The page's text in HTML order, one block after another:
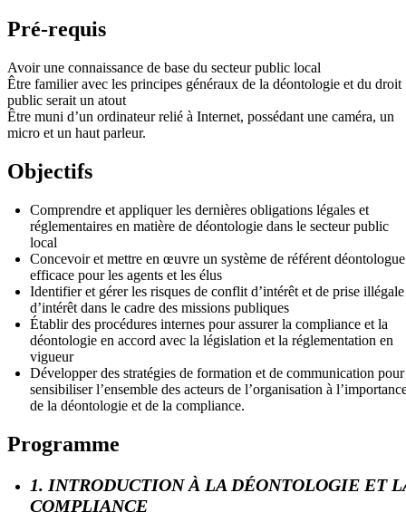
Pré-requis
Avoir une connaissance de base du secteur public local
Être familier avec les principes généraux de la déontologie et du droit
public serait un atout
Être muni d’un ordinateur relié à Internet, possédant une caméra, un
micro et un haut parleur.
Objectifs
Comprendre et appliquer les dernières obligations légales et
réglementaires en matière de déontologie dans le secteur public
local
Concevoir et mettre en œuvre un système de référent déontologue
efficace pour les agents et les élus
Identifier et gérer les risques de conflit d’intérêt et de prise illégale
d’intérêt dans le cadre des missions publiques
Établir des procédures internes pour assurer la compliance et la
déontologie en accord avec la législation et la réglementation en
vigueur
Développer des stratégies de formation et de communication pour
sensibiliser l’ensemble des acteurs de l’organisation à
de la déontologie et de la compliance.
Programme
1. INTRODUCTION À LA DÉONTOLOGIE ET
COMPLIANCE